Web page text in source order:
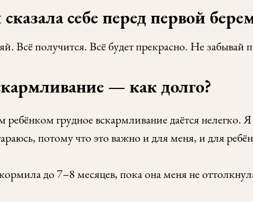
Всё получится. Всё будет прекрасно. Не
себе перед первой
ребёнком грудное вскармливание даётся
потому что это важно и для меня, и для
до 7–8 месяцев, пока она меня не
— как долго?